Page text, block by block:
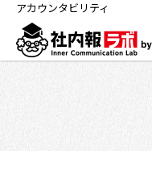
アカウンタビリティ